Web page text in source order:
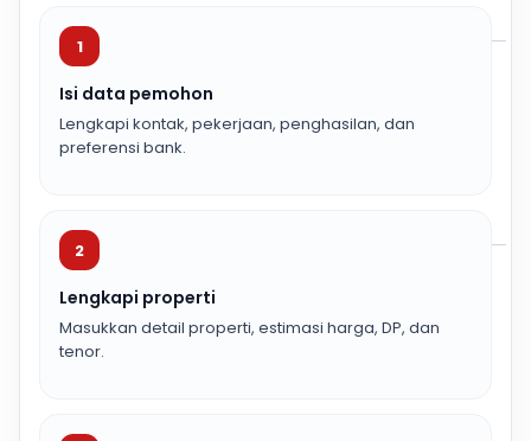
1
Isi data pemohon
Lengkapi kontak, pekerjaan, penghasilan, dan
preferensi bank.
2
Lengkapi properti
Masukkan detail properti, estimasi harga, DP, dan
tenor.